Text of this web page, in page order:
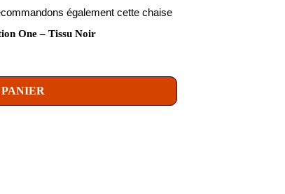
également cette chaise
One – Tissu Noir